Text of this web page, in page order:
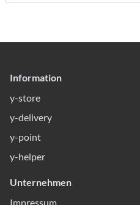
Information
y-store
y-delivery
y-point
y-helper
Unternehmen
Impressum